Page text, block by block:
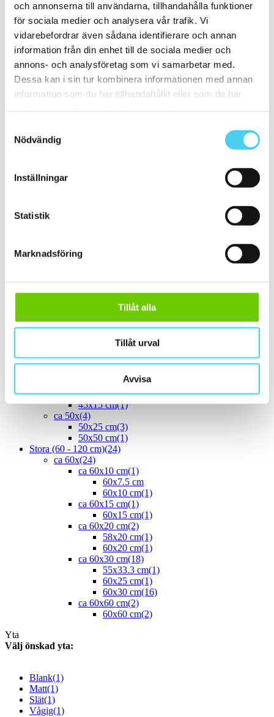
och annonserna till användarna, tillhandahålla funktioner
för sociala medier och analysera vår trafik. Vi
vidarebefordrar även sådana identifierare och annan
information från din enhet till de sociala medier och
annons- och analysföretag som vi samarbetar med.
Dessa kan i sin tur kombinera informationen med annan
information som du har tillhandahållit eller som de har
Nödvändig
Inställningar
Statistik
Marknadsföring
Tillåt alla
Tillåt urval
Avvisa
20x10 cm(4)
20x25 cm(1)
20x30 cm (1)
20x40 cm(1)
ca 20x60 cm(2)
20x58 cm(1)
20x60 cm
(1)
Mellan (25 - 50 cm)(67)
ca 25x(16)
ca 30x
ca 30x15 cm
ca 30x30 cm(13)
30x30 cm(13)
ca 30x60 cm(16)
ca 35x(1)
33.3x55 cm(1)
40x10 cm(2)
(5)
ca 45x(1)
45x15 cm(1)
ca 50x(4)
50x25 cm(3)
50x50 cm(1)
Stora (60 - 120 cm)(24)
ca 60x(24)
ca 60x10 cm(1)
60x7.5 cm
60x10 cm(1)
ca 60x15 cm(1)
60x15 cm(1)
ca 60x20 cm(2)
58x20 cm(1)
60x20 cm(1)
ca 60x30 cm(18)
55x33.3 cm(1)
60x25 cm(1)
60x30 cm(16)
ca 60x60 cm(2)
60x60 cm(2)
Yta
Välj önskad yta:
Blank(1)
Matt(1)
Slät(1)
Vågig(1)